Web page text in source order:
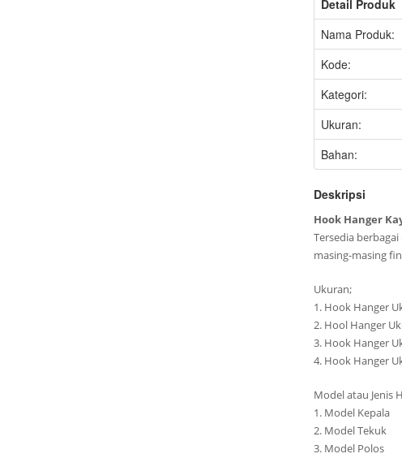
Detail Produk
Nama Produk:
Kode:
Kategori:
Ukuran:
Bahan:
Deskripsi
Hook Hanger
Tersedia
masing-masing
Ukuran;
1. Hook Hanger
2. Hool Hanger
3. Hook Hanger
4. Hook Hanger
Model atau Jenis
1. Model Kepala
2. Model Tekuk
3. Model Polos